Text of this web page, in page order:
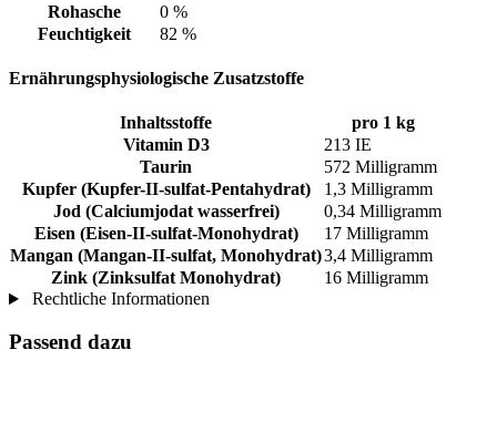
Rohasche
0 %
Feuchtigkeit
82 %
Ernährungsphysiologische Zusatzstoffe
Inhaltsstoffe
pro 1 kg
Vitamin D3
213 IE
Taurin
572 Milligramm
Kupfer (Kupfer-II-sulfat-Pentahydrat)
1,3 Milligramm
Jod (Calciumjodat wasserfrei)
0,34 Milligramm
Eisen (Eisen-II-sulfat-Monohydrat)
17 Milligramm
Mangan (Mangan-II-sulfat, Monohydrat)3,4 Milligramm
Zink (Zinksulfat Monohydrat)
16 Milligramm
Rechtliche Informationen
Passend dazu